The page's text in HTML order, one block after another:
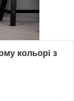
кольорі з